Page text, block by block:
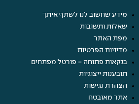
מידע שחשוב לנו לשתף איתך
שאלות ותשובות
מפת האתר
מדיניות הפרטיות
בנקאות פתוחה - פורטל מפתחים
תובענות ייצוגיות
הצהרת נגישות
אתר מאובטח